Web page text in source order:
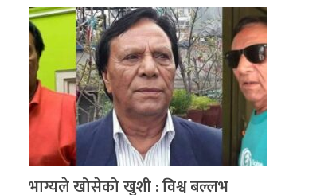
भाग्यले खोसेको खुशी : विश्व बल्लभ